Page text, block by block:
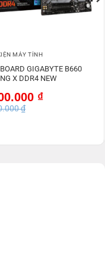
MÁY TÍNH
GIGABYTE B660
X DDR4 NEW
₫
₫